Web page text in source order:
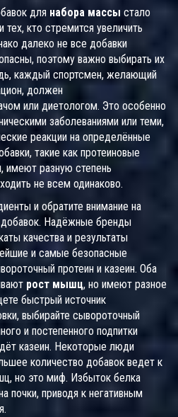
для набора массы стало
тех, кто стремится увеличить
далеко не все добавки
поэтому важно выбирать их
каждый спортсмен, желающий
должен
или диетологом. Это особенно
заболеваниями или теми,
реакции на определённые
такие как протеиновые
имеют разную степень
не всем одинаково.
и обратите внимание на
добавок. Надёжные бренды
качества и результаты
и самые безопасные
протеин и казеин. Оба
рост мышц, но имеют разное
быстрый источник
выбирайте сывороточный
и постепенного подпитки
казеин. Некоторые люди
количество добавок ведет к
но это миф. Избыток белка
почки, приводя к негативным